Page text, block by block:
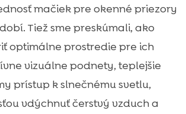
mačiek pre okenné priezory
Tiež sme preskúmali, ako
optimálne prostredie pre ich
vizuálne podnety, teplejšie
prístup k slnečnému svetlu,
vdýchnuť čerstvý vzduch a